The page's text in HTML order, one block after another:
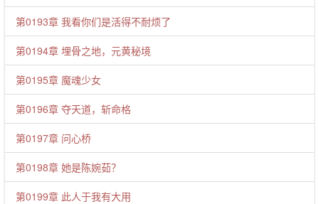
第0193章 我看你们是活得不耐烦了
第0194章 埋骨之地，元黄秘境
第0195章 魔魂少女
第0196章 夺天道，斩命格
第0197章 问心桥
第0198章 她是陈婉茹？
第0199章 此人于我有大用